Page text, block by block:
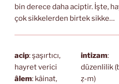
bin derece daha aciptir. İşte,
çok sikkelerden birtek sikke…
acip: şaşırtıcı,
hayret verici
âlem: kâinat,
intizam:
düzenlilik
ẓ-m)